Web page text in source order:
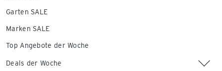
Garten SALE
Marken SALE
Top Angebote der Woche
Deals der Woche